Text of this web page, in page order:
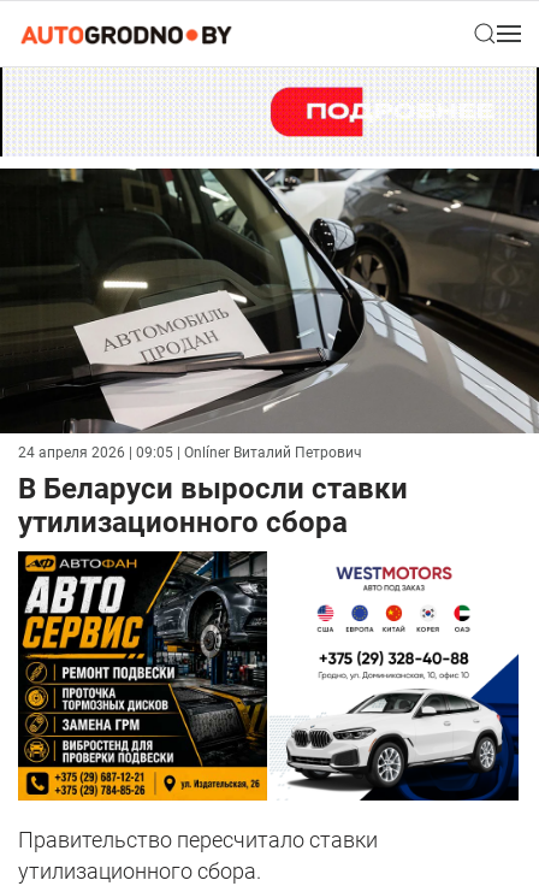
24 апреля 2026 | 09:05 | Onlíner Виталий Петрович
В Беларуси выросли ставки
утилизационного сбора
Правительство пересчитало ставки
утилизационного сбора.